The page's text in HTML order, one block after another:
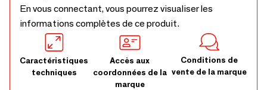
En vous connectant, vous pourrez visualiser les
informations complètes de ce produit.
Caractéristiques
techniques
Accès aux
coordonnées de la
marque
Conditions de
vente de la marque